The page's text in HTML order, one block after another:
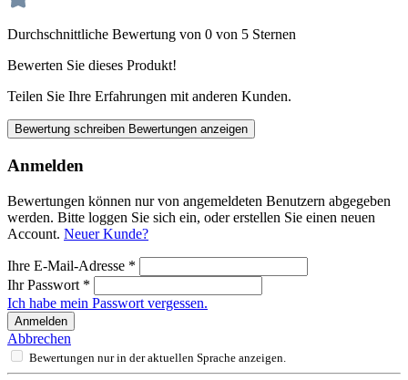
Durchschnittliche Bewertung von 0 von 5 Sternen
Bewerten Sie dieses Produkt!
Teilen Sie Ihre Erfahrungen mit anderen Kunden.
Bewertung schreiben Bewertungen anzeigen
Anmelden
Bewertungen können nur von angemeldeten Benutzern abgegeben
werden. Bitte loggen Sie sich ein, oder erstellen Sie einen neuen
Account. Neuer Kunde?
Ihre E-Mail-Adresse *
Ihr Passwort *
Ich habe mein Passwort vergessen.
Anmelden
Abbrechen
Bewertungen nur in der aktuellen Sprache anzeigen.